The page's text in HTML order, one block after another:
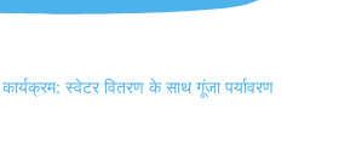
स्वेटर वितरण के साथ गूंजा पर्यावरण